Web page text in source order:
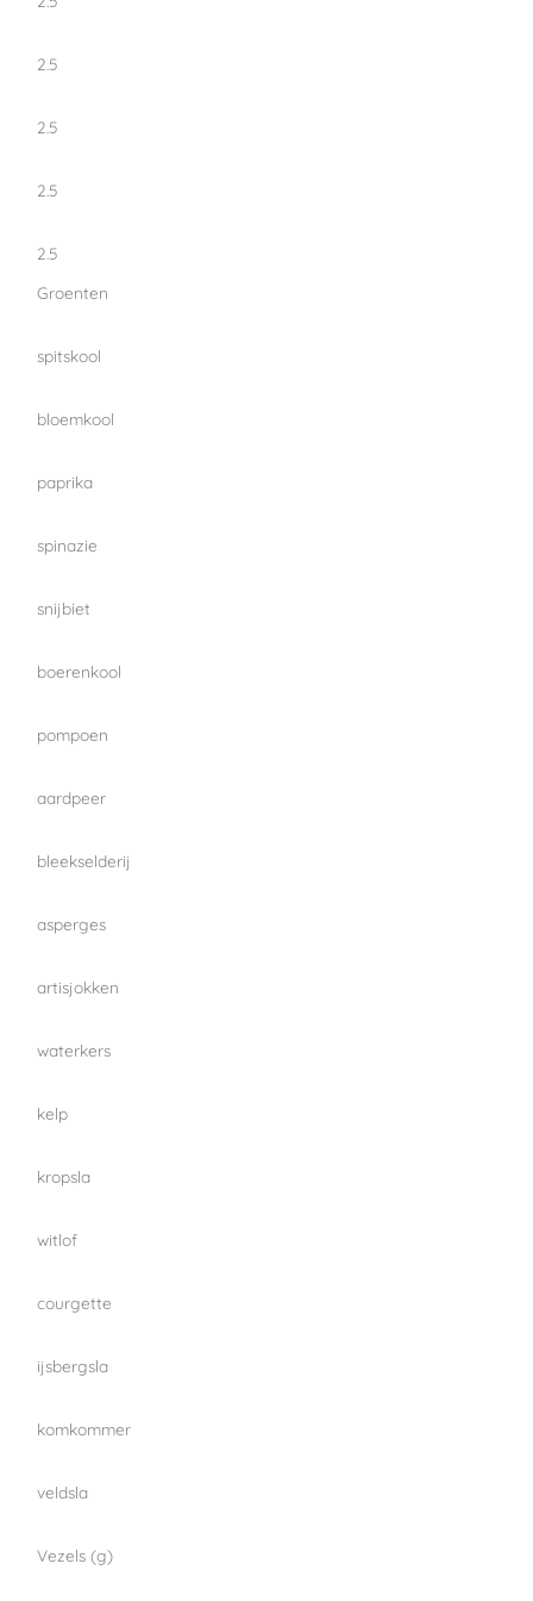
2.5
2.5
2.5
2.5
Groenten
spitskool
bloemkool
paprika
spinazie
snijbiet
boerenkool
pompoen
aardpeer
bleekselderij
asperges
artisjokken
waterkers
kelp
kropsla
witlof
courgette
ijsbergsla
komkommer
veldsla
Vezels (g)